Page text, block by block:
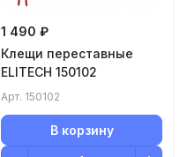
1 490 ₽
Клещи переставные
ELITECH 150102
Арт. 150102
В корзину